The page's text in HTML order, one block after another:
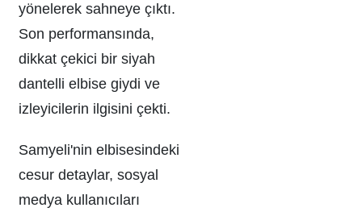
yönelerek sahneye çıktı.
Son performansında,
dikkat çekici bir siyah
dantelli elbise giydi ve
izleyicilerin ilgisini çekti.
Samyeli'nin elbisesindeki
cesur detaylar, sosyal
medya kullanıcıları